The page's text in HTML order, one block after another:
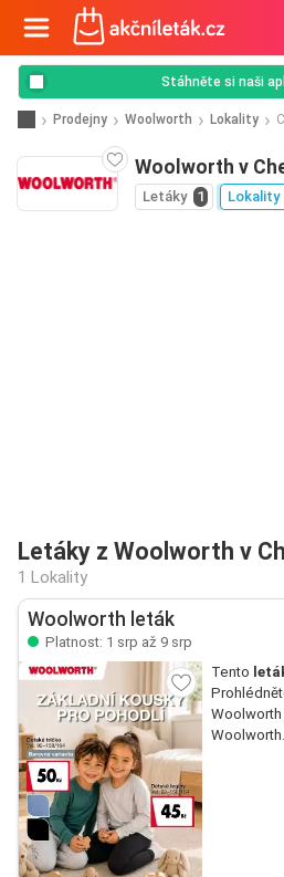
Stáhněte si naši
Prodejny Woolworth Lokality
Woolworth v
Letáky 1 Lokality
Letáky z Woolworth v
1 Lokality
Woolworth leták
Platnost: 1 srp až 9 srp
Tento
Woolworth
Woolworth.